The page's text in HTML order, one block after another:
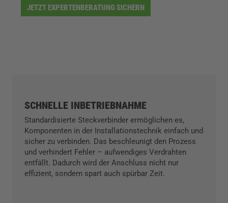
JETZT EXPERTENBERATUNG SICHERN
SCHNELLE INBETRIEBNAHME
Standardisierte Steckverbinder ermöglichen es,
Komponenten in der Installationstechnik einfach und
sicher zu verbinden. Das beschleunigt den Prozess
und verhindert Fehler – aufwendiges Verdrahten
entfällt. Dadurch wird der Anschluss nicht nur
effizient, sondern spart auch spürbar Zeit.